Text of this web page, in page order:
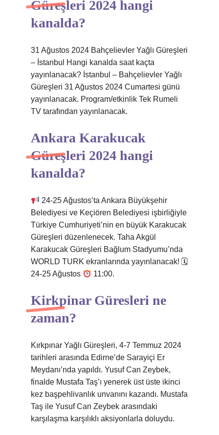
Güreşleri 2024 hangi
kanalda?
31 Ağustos 2024 Bahçelievler Yağlı Güreşleri
– İstanbul Hangi kanalda saat kaçta
yayınlanacak? İstanbul – Bahçelievler Yağlı
Güreşleri 31 Ağustos 2024 Cumartesi günü
yayınlanacak. Program/etkinlik Tek Rumeli
TV tarafından yayınlanacak.
Ankara Karakucak
Güreşleri 2024 hangi
kanalda?
24-25 Ağustos’ta Ankara Büyükşehir
Belediyesi ve Keçiören Belediyesi işbirliğiyle
Türkiye Cumhuriyeti’nin en büyük Karakucak
Güreşleri düzenlenecek. Taha Akgül
Karakucak Güreşleri Bağlum Stadyumu’nda
WORLD TURK ekranlarında yayınlanacak! 🗓
24-25 Ağustos
11:00.
Kirkpinar Güresleri ne
zaman?
Kırkpınar Yağlı Güreşleri, 4-7 Temmuz 2024
tarihleri ​​arasında Edirne’de Sarayiçi Er
Meydanı’nda yapıldı. Yusuf Can Zeybek,
finalde Mustafa Taş’ı yenerek üst üste ikinci
kez başpehlivanlık unvanını kazandı. Mustafa
Taş ile Yusuf Can Zeybek arasındaki
karşılaşma karşılıklı aksiyonlarla doluydu.